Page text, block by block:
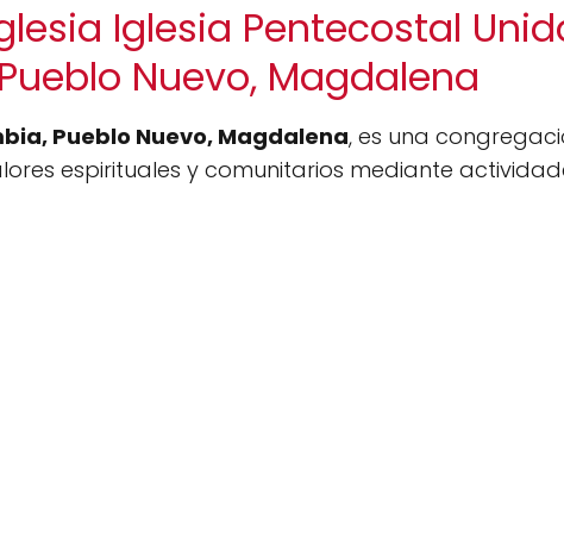
Iglesia Pentecostal
Nuevo, Magdalena
Pueblo Nuevo, Magdalena, es una
espirituales y comunitarios mediante